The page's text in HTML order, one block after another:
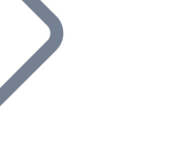
y permite que